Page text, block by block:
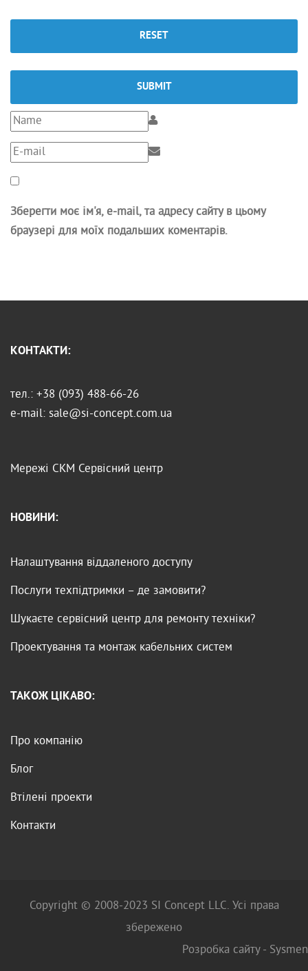
RESET
SUBMIT
Зберегти моє ім'я, e-mail, та адресу сайту в цьому
браузері для моїх подальших коментарів.
КОНТАКТИ:
тел.: +38 (093) 488-66-26
e-mail: sale@si-concept.com.ua
Мережі СКМ Сервісний центр
НОВИНИ:
Налаштування віддаленого доступу
Послуги техпідтримки – де замовити?
Шукаєте сервісний центр для ремонту техніки?
Проектування та монтаж кабельних систем
ТАКОЖ ЦІКАВО:
Про компанію
Блог
Втілені проекти
Контакти
Copyright © 2008-2023 SI Concept LLC. Усі права
збережено
Розробка сайту - Sysmen